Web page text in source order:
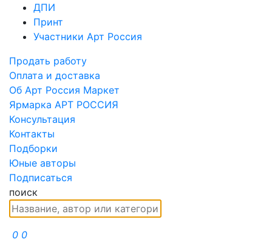
ДПИ
Принт
Участники Арт Россия
Продать работу
Оплата и доставка
Об Арт Россия Маркет
Ярмарка АРТ РОССИЯ
Консультация
Контакты
Подборки
Юные авторы
Подписаться
поиск
0 0